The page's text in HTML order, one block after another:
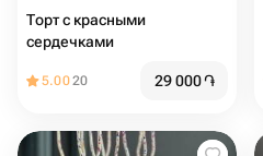
Торт с красными
сердечками
5.0020 29 000֏